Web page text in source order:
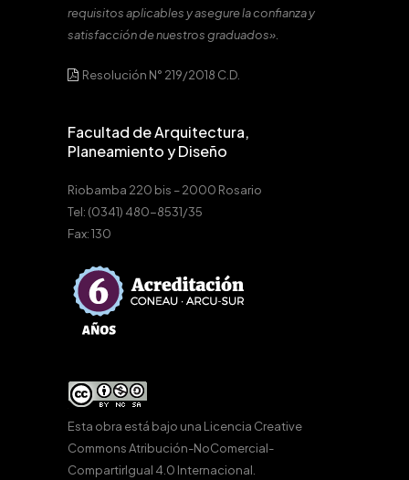
requisitos aplicables y asegure la confianza y
satisfacción de nuestros graduados».
Resolución N° 219/2018 C.D.
Facultad de Arquitectura,
Planeamiento y Diseño
Riobamba 220 bis – 2000 Rosario
Tel: (0341) 480-8531/35
Fax: 130
Esta obra está bajo una Licencia Creative
Commons Atribución-NoComercial-
CompartirIgual 4.0 Internacional.